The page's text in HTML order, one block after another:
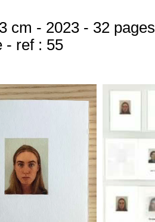
cm - 2023 - 32
- ref : 55